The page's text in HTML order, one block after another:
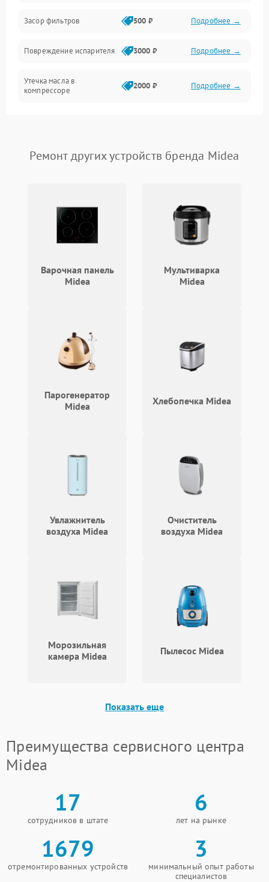
Засор фильтров 500 ₽ Подробнее →
Повреждение испарителя 3000 ₽ Подробнее →
Утечка масла в
компрессоре
2000 ₽ Подробнее →
Неисправность
Подробнее →
вентилятора
Подробнее →
Повреждение корпуса Подробнее →
Ремонт других устройств бренда Midea
Варочная панель
Midea
Мультиварка
Midea
Парогенератор
Midea
Хлебопечка Midea
Увлажнитель
воздуха Midea
Очиститель
воздуха Midea
Морозильная
камера Midea
Пылесос Midea
Показать еще
Преимущества сервисного центра
Midea
17
сотрудников в штате
6
лет на рынке
1679
отремонтированных устройств
3
минимальный опыт работы
специалистов